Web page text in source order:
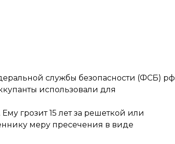
службы безопасности (ФСБ) рф
использовали для
. Ему грозит 15 лет за решеткой или
меру пресечения в виде